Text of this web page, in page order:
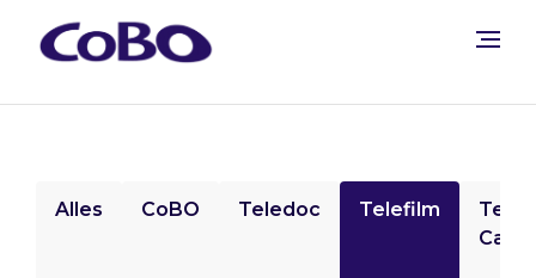
Alles CoBO Teledoc Telefilm